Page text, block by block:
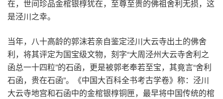
在，世间珍品金棺银椁犹在，至尊至贵的佛祖舍利无损，这
是泾川之幸。
当年，八十高龄的郭沫若亲自鉴定泾川大云寺出土的佛舍
利，将其评定为国宝级文物，刻字“大周泾州大云寺舍利之
函总一十四粒”的石函，更是被郭老奉若至宝，其竟言“舍利
石函，贵在石函”。《中国大百科全书考古学卷》称：泾川
大云寺地宫和石函中的金棺银椁铜匣，最早将中国传统的棺